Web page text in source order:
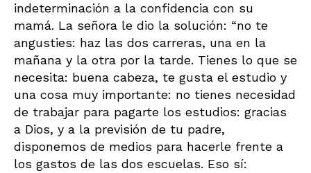
indeterminación a la confidencia con su
mamá. La señora le dio la solución: “no te
angusties: haz las dos carreras, una en la
mañana y la otra por la tarde. Tienes lo que se
necesita: buena cabeza, te gusta el estudio y
una cosa muy importante: no tienes necesidad
de trabajar para pagarte los estudios: gracias
a Dios, y a la previsión de tu padre,
disponemos de medios para hacerle frente a
los gastos de las dos escuelas. Eso sí: